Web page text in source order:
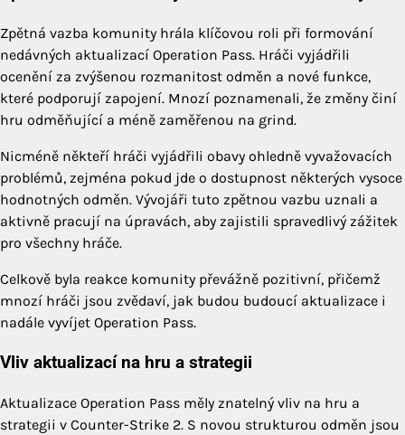
Zpětná vazba komunity hrála klíčovou roli při formování
nedávných aktualizací Operation Pass. Hráči vyjádřili
ocenění za zvýšenou rozmanitost odměn a nové funkce,
které podporují zapojení. Mnozí poznamenali, že změny činí
hru odměňující a méně zaměřenou na grind.
Nicméně někteří hráči vyjádřili obavy ohledně vyvažovacích
problémů, zejména pokud jde o dostupnost některých vysoce
hodnotných odměn. Vývojáři tuto zpětnou vazbu uznali a
aktivně pracují na úpravách, aby zajistili spravedlivý zážitek
pro všechny hráče.
Celkově byla reakce komunity převážně pozitivní, přičemž
mnozí hráči jsou zvědaví, jak budou budoucí aktualizace i
nadále vyvíjet Operation Pass.
Vliv aktualizací na hru a strategii
Aktualizace Operation Pass měly znatelný vliv na hru a
strategii v Counter-Strike 2. S novou strukturou odměn jsou